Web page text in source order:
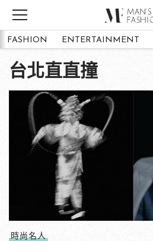
FASHION ENTERTAINMENT
台北直直撞
時尚名人